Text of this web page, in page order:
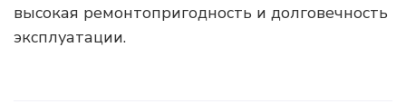
высокая ремонтопригодность и долговечность
эксплуатации.